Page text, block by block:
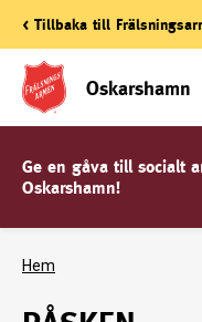
< Tillbaka till
Oskarshamn
Ge en gåva till socialt
Oskarshamn!
Hem